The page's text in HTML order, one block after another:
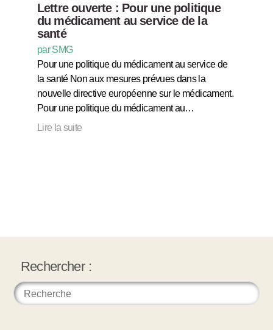
Lettre ouverte : Pour une politique
du médicament au service de la
santé
par SMG
Pour une politique du médicament au service de
la santé Non aux mesures prévues dans la
nouvelle directive européenne sur le médicament.
Pour une politique du médicament au…
Lire la suite
Rechercher :